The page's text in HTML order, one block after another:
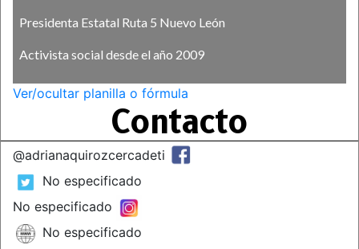
Presidenta Estatal Ruta 5 Nuevo León
Activista social desde el año 2009
Ver/ocultar planilla o fórmula
Contacto
@adrianaquirozcercadeti
No especificado
No especificado
No especificado